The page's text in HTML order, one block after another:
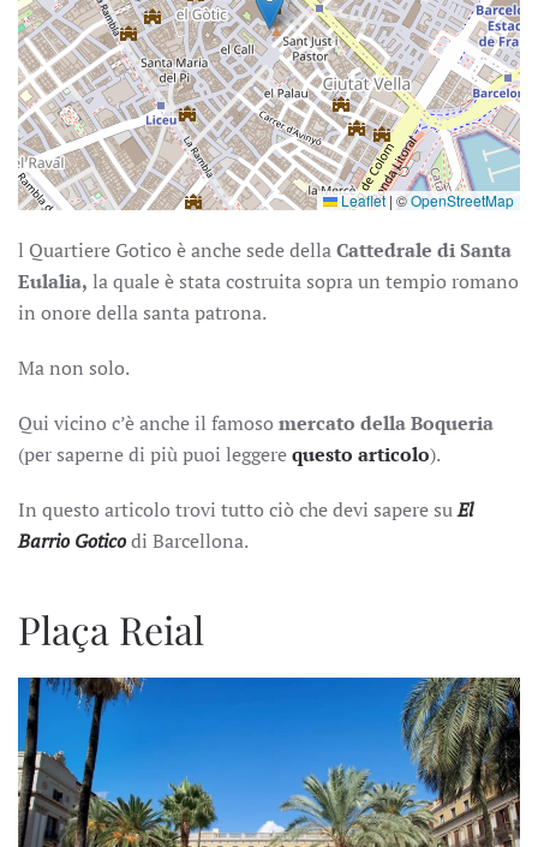
Leaflet | ©OpenStreetMap
l Quartiere Gotico è anche sede dellaCattedrale di Santa
Eulalia, la quale è stata costruita sopra un tempio romano
in onore della santa patrona.
Ma non solo.
Qui vicino c’è anche il famoso mercato della Boqueria
(per saperne di più puoi leggerequesto articolo).
In questo articolo trovi tutto ciò che devi sapere suEl
Barrio Goticodi Barcellona.
Plaça Reial